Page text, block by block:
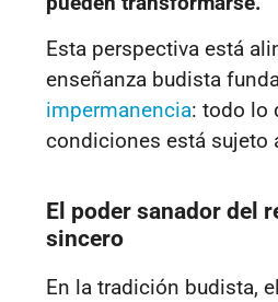
Esta perspectiva está
enseñanza budista
impermanencia: todo lo
condiciones está sujeto
El poder sanador del
sincero
En la tradición budista,